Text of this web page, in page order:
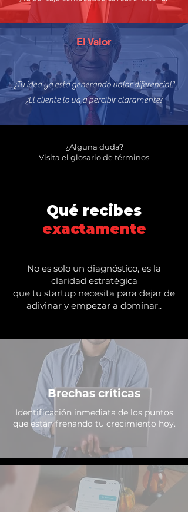
El Valor
¿Tu idea ya está generando valor diferencial?
¿El cliente lo va a percibir claramente?
¿Alguna duda?
Visita el glosario de términos
Qué recibes
exactamente
No es solo un diagnóstico, es la
claridad estratégica
que tu startup necesita para dejar de
adivinar y empezar a dominar..
Brechas críticas
Identificación inmediata de los puntos
que están frenando tu crecimiento hoy.